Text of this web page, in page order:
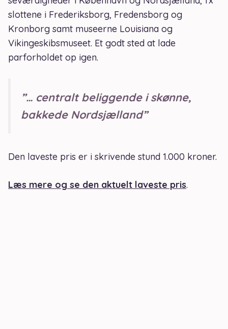
slottene i Frederiksborg, Fredensborg og
Kronborg samt museerne Louisiana og
Vikingeskibsmuseet. Et godt sted at lade
parforholdet op igen.
”… centralt beliggende i skønne,
bakkede Nordsjælland”
Den laveste pris er i skrivende stund 1.000 kroner.
Læs mere og se den aktuelt laveste pris.